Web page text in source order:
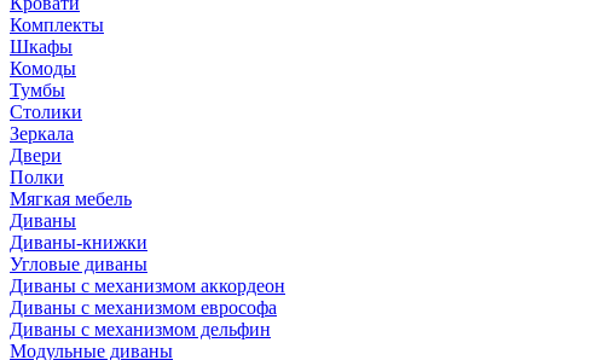
Комплекты
Шкафы
Комоды
Тумбы
Столики
Зеркала
Двери
Полки
Мягкая мебель
Диваны
Диваны-книжки
Угловые диваны
Диваны с механизмом аккордеон
Диваны с механизмом еврософа
Диваны с механизмом дельфин
Модульные диваны